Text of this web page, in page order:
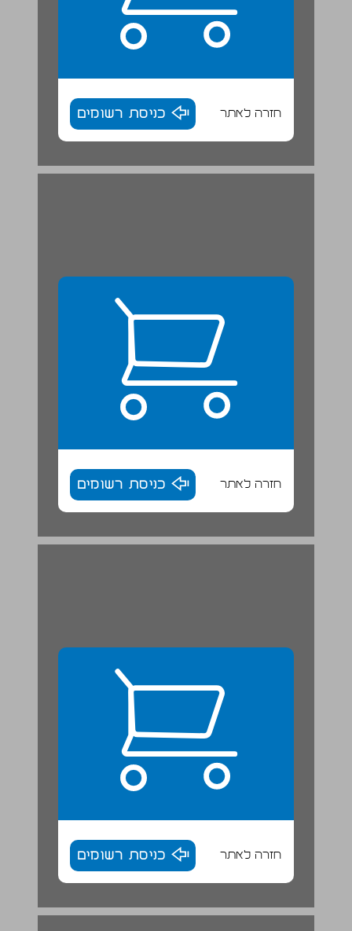
חזרה לאתר כניסת רשומים
פרקי הספר ... 18
חזרה לאתר כניסת רשומים
חזרה לאתר כניסת רשומים